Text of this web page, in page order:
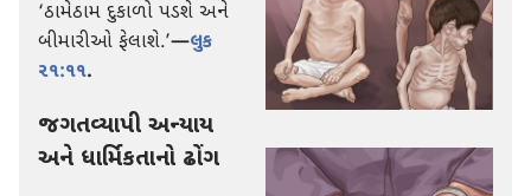
‘ઠામેઠામ દુકાળો પડશે અને
બીમારીઓ ફેલાશે.’—લુક
૨૧:૧૧.
જગતવ્યાપી અન્યાય
અને ધાર્મિકતાનો ઢોંગ